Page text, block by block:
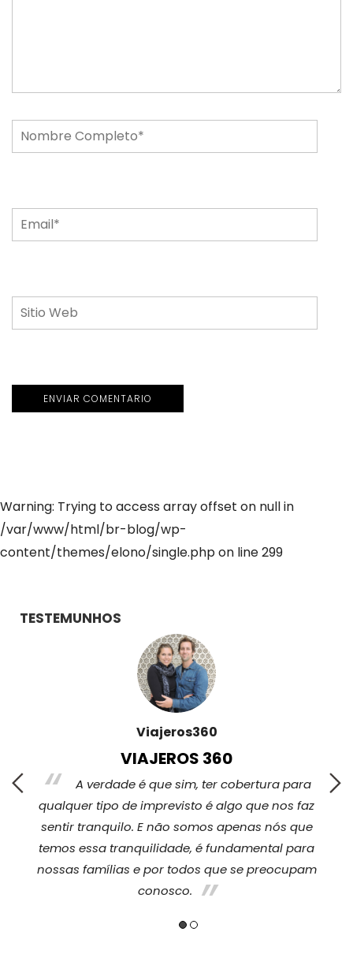
Warning: Trying to access array offset on null in
/var/www/html/br-blog/wp-
content/themes/elono/single.php on line 299
TESTEMUNHOS
Viajeros360
VIAJEROS 360
A verdade é que sim, ter cobertura para
qualquer tipo de imprevisto é algo que nos faz
sentir tranquilo. E não somos apenas nós que
temos essa tranquilidade, é fundamental para
nossas famílias e por todos que se preocupam
conosco.